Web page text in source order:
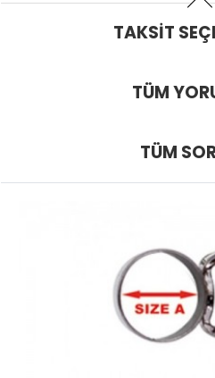
TAKSIT
TÜM
TÜM